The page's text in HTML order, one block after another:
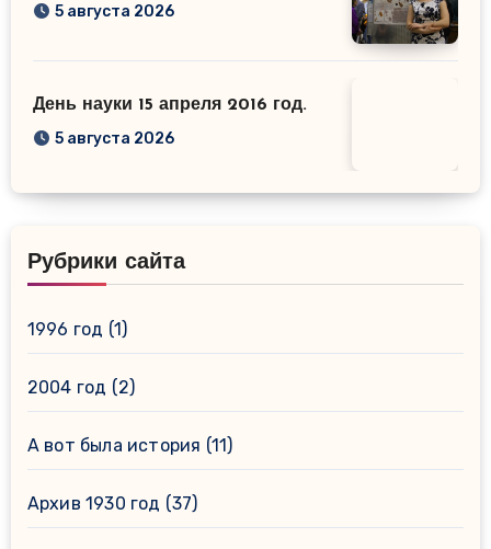
5 августа 2026
День науки 15 апреля 2016 год.
5 августа 2026
Рубрики сайта
1996 год (1)
2004 год (2)
А вот была история (11)
Архив 1930 год (37)